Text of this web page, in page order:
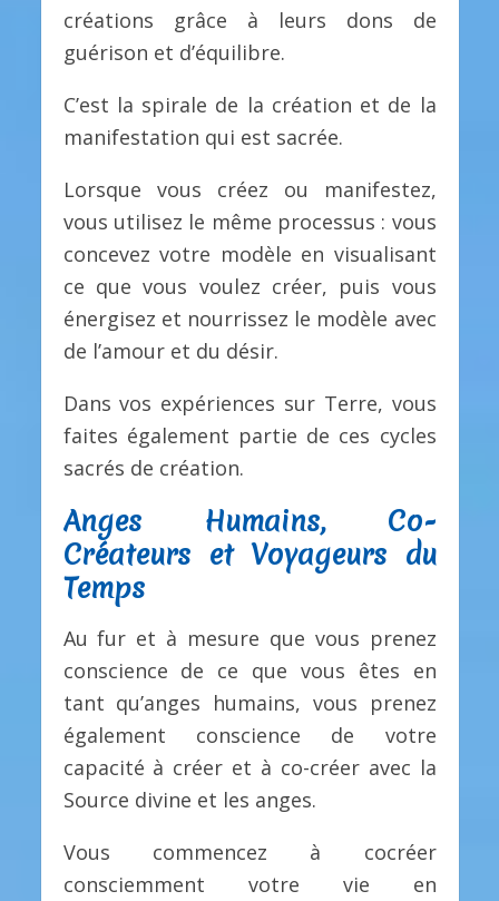
créations grâce à leurs dons de
guérison et d’équilibre.
C’est la spirale de la création et de la
manifestation qui est sacrée.
Lorsque vous créez ou manifestez,
vous utilisez le même processus : vous
concevez votre modèle en visualisant
ce que vous voulez créer, puis vous
énergisez et nourrissez le modèle avec
de l’amour et du désir.
Dans vos expériences sur Terre, vous
faites également partie de ces cycles
sacrés de création.
Anges Humains, Co-
Créateurs et Voyageurs du
Temps
Au fur et à mesure que vous prenez
conscience de ce que vous êtes en
tant qu’anges humains, vous prenez
également conscience de votre
capacité à créer et à co-créer avec la
Source divine et les anges.
Vous commencez à cocréer
consciemment votre vie en